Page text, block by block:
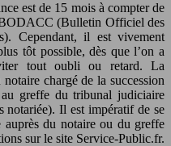
est de 15 mois à compter de
(Bulletin Officiel des
Cependant, il est vivement
tôt possible, dès que l’on a
tout oubli ou retard. La
chargé de la succession
greffe du tribunal judiciaire
notariée). Il est impératif de se
auprès du notaire ou du greffe
sur le site Service-Public.fr.